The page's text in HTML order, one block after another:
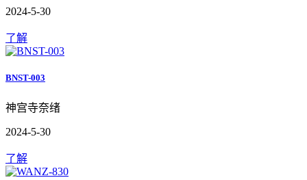
2024-5-30
了解
BNST-003
神宫寺奈绪
2024-5-30
了解